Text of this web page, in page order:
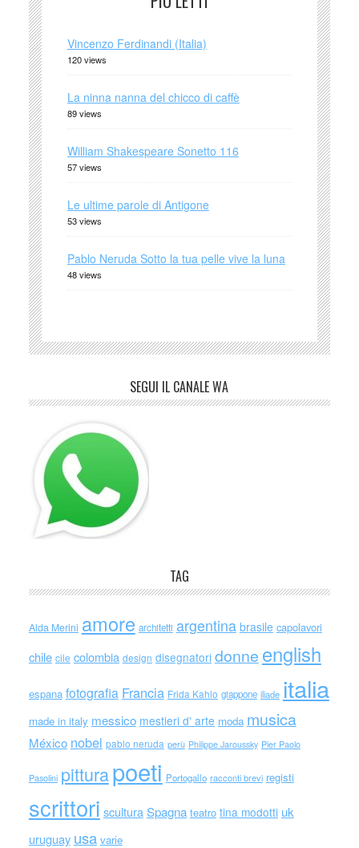
Vincenzo Ferdinandi (Italia)
120 views
La ninna nanna del chicco di caffè
89 views
William Shakespeare Sonetto 116
57 views
Le ultime parole di Antigone
53 views
Pablo Neruda Sotto la tua pelle vive la luna
48 views
SEGUI IL CANALE WA
TAG
Alda Merini amore architetti argentina brasile capolavori
chile cile colombia design disegnatori donne english
espana fotografia Francia Frida Kahlo giappone iliade italia
made in italy messico mestieri d' arte moda musica
México nobel pablo neruda perù Philippe Jaroussky Pier Paolo
Pasolini pitturapoeti Portogallo racconti brevi registi
scrittori scultura Spagna teatro tina modotti uk
uruguay usa varie